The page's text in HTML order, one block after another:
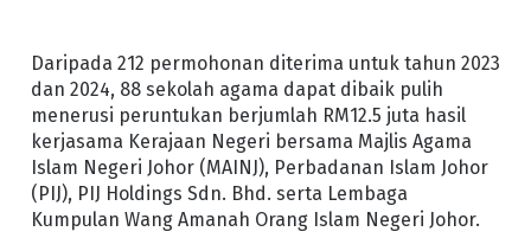
Daripada 212 permohonan diterima untuk tahun 2023
dan 2024, 88 sekolah agama dapat dibaik pulih
menerusi peruntukan berjumlah RM12.5 juta hasil
kerjasama Kerajaan Negeri bersama Majlis Agama
Islam Negeri Johor (MAINJ), Perbadanan Islam Johor
(PIJ), PIJ Holdings Sdn. Bhd. serta Lembaga
Kumpulan Wang Amanah Orang Islam Negeri Johor.